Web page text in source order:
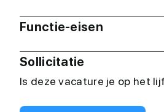
Functie-eisen
Sollicitatie
Is deze vacature je op het